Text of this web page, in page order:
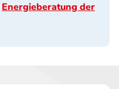
Energieberatung der